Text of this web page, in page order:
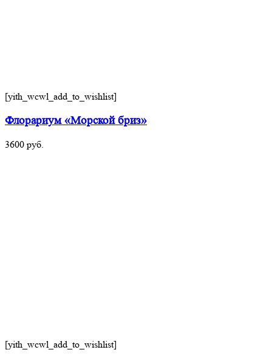
[yith_wcwl_add_to_wishlist]
Флорариум «Морской бриз»
3600 руб.
[yith_wcwl_add_to_wishlist]